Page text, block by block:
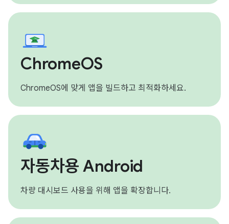
ChromeOS
ChromeOS에 맞게 앱을 빌드하고 최적화하세요.
자동차용 Android
차량 대시보드 사용을 위해 앱을 확장합니다.